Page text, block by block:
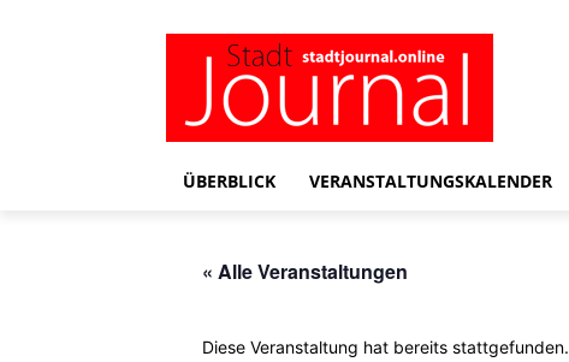
ÜBERBLICK VERANSTALTUNGSKALENDER
« Alle Veranstaltungen
Diese Veranstaltung hat bereits stattgefunden.